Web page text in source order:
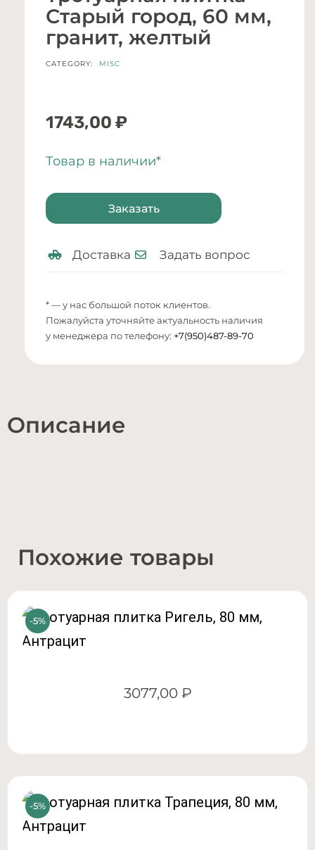
Старый город, 60 мм,
гранит, желтый
CATEGORY: MISC
1743,00 ₽
Товар в наличии*
Заказать
Доставка Задать вопрос
* — у нас большой поток клиентов.
Пожалуйста уточняйте актуальность наличия
у менеджера по телефону: +7(950)487-89-70
Описание
Похожие товары
3077,00 ₽